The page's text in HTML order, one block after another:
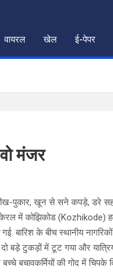
वायरल खेल ई-पेपर
मंजर
पुकार, खून से सने कपड़े, डरे
में कोझिकोड (Kozhikode)
बारिश के बीच स्थानीय
दो बड़े टुकड़ों में टूट गया और
बचावकर्मियों की गोद में चिपके